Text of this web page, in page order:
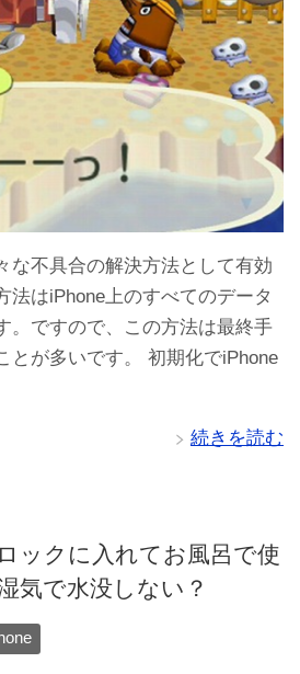
な不具合の解決方法として有効
法はiPhone上のすべてのデータ
。ですので、この方法は最終手
とが多いです。 初期化でiPhone
続きを読む
ックに入れてお風呂で使
気で水没しない？